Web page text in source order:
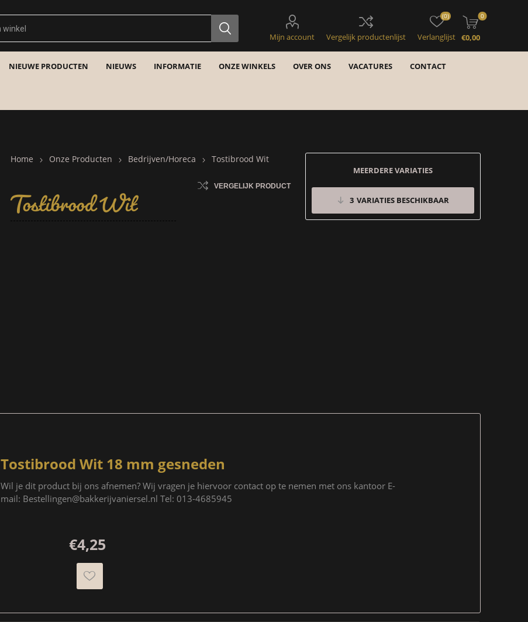
Mijn account Vergelijk productenlijst Verlanglijst
(0) 0
€0,00
NIEUWE PRODUCTEN NIEUWS INFORMATIE ONZE WINKELS OVER ONS VACATURES CONTACT
Home Onze Producten Bedrijven/Horeca Tostibrood Wit
Tostibrood Wit VERGELIJK PRODUCT
MEERDERE VARIATIES
3 VARIATIES BESCHIKBAAR
Tostibrood Wit 18 mm gesneden
Wil je dit product bij ons afnemen? Wij vragen je hiervoor contact op te nemen met ons kantoor E-
mail: Bestellingen@bakkerijvaniersel.nl Tel: 013-4685945
€4,25